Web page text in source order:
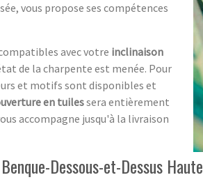
vous propose ses compétences
avec votre inclinaison
de la charpente est menée. Pour
et motifs sont disponibles et
en tuilessera entièrement
accompagne jusqu'à la livraison
Dessous-et-Dessus